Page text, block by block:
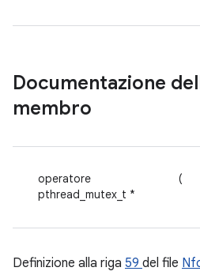
Documentazione
membro
operatore
pthread_mutex_t *
(
Definizione alla riga 59 del file